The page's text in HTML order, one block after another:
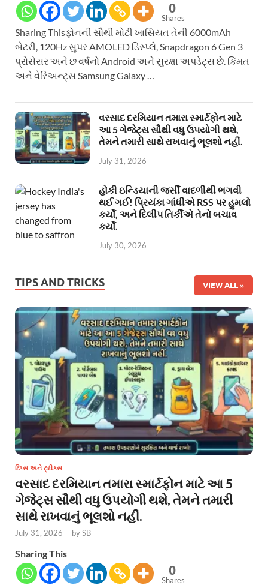
0
Shares
Sharing Thisફોનની સૌથી મોટી ખાસિયત તેની 6000mAh
બેટરી, 120Hz સુપર AMOLED ડિસ્પ્લે, Snapdragon 6 Gen 3
પ્રોસેસર અને છ વર્ષનો Android અને સુરક્ષા અપડેટ્સ છે. કિંમત
અને વેરિઅન્ટ્સ Samsung Galaxy …
વરસાદ દરમિયાન તમારા સ્માર્ટફોન માટે
આ 5 ગેજેટ્સ સૌથી વધુ ઉપયોગી થશે,
તેમને તમારી સાથે રાખવાનું ભૂલશો નહીં.
July 31, 2026
હોકી ઇન્ડિયાની જર્સી વાદળીથી ભગવી
થઈ ગઈ! પ્રિયંકા ગાંધીએ RSS પર હુમલો
કર્યો, અને દિલીપ તિર્કીએ તેનો બચાવ
કર્યો.
July 30, 2026
TIPS AND TRICKS VIEW ALL
ટિપ્સ અને ટ્રીક્સ
વરસાદ દરમિયાન તમારા સ્માર્ટફોન માટે આ 5
ગેજેટ્સ સૌથી વધુ ઉપયોગી થશે, તેમને તમારી
સાથે રાખવાનું ભૂલશો નહીં.
July 31, 2026 - bySB
Sharing This
0
Shares